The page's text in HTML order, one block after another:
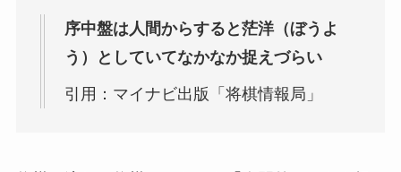
序中盤は人間からすると茫洋（ぼうよ
う）としていてなかなか捉えづらい
引用：マイナビ出版「将棋情報局」